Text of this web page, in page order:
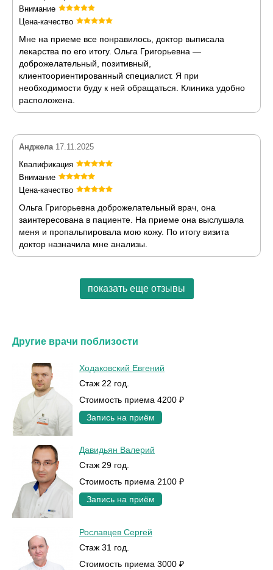
Внимание
Цена-качество
Мне на приеме все понравилось, доктор выписала
лекарства по его итогу. Ольга Григорьевна —
доброжелательный, позитивный,
клиентоориентированный специалист. Я при
необходимости буду к ней обращаться. Клиника удобно
расположена.
Анджела 17.11.2025
Квалификация
Внимание
Цена-качество
Ольга Григорьевна доброжелательный врач, она
заинтересована в пациенте. На приеме она выслушала
меня и пропальпировала мою кожу. По итогу визита
доктор назначила мне анализы.
показать еще отзывы
Другие врачи поблизости
Ходаковский Евгений
Стаж 22 год.
Стоимость приема 4200 ₽
Запись на приём
Давидьян Валерий
Стаж 29 год.
Стоимость приема 2100 ₽
Запись на приём
Рославцев Сергей
Стаж 31 год.
Стоимость приема 3000 ₽